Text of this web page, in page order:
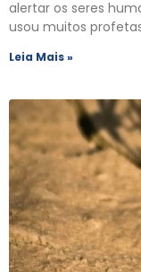
alertar os seres
usou muitos
Leia Mais »